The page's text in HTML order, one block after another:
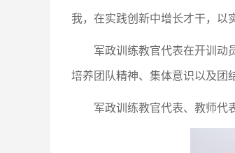
我，在实践创新中增长才干，以
军政训练教官代表在开训动
培养团队精神、集体意识以及团
军政训练教官代表、教师代